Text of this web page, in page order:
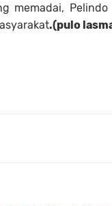
memadai,
.(pulo